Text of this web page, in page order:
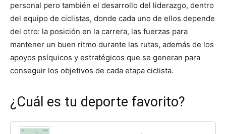
personal pero también el desarrollo del liderazgo, dentro
del equipo de ciclistas, donde cada uno de ellos depende
del otro: la posición en la carrera, las fuerzas para
mantener un buen ritmo durante las rutas, además de los
apoyos psíquicos y estratégicos que se generan para
conseguir los objetivos de cada etapa ciclista.
¿Cuál es tu deporte favorito?